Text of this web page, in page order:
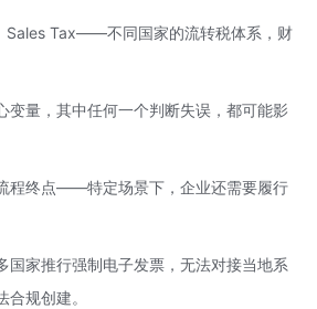
Sales Tax——不同国家的流转税体系，财
变量，其中任何一个判断失误，都可能影
程终点——特定场景下，企业还需要履行
国家推行强制电子发票，无法对接当地系
规创建。